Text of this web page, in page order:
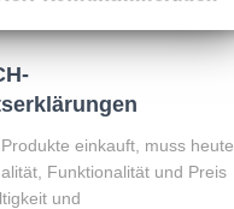
einkauft, muss heute
Funktionalität und Preis
und